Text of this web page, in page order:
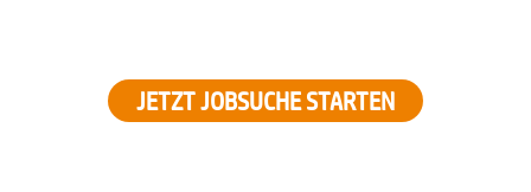
JETZT JOBSUCHE STARTEN